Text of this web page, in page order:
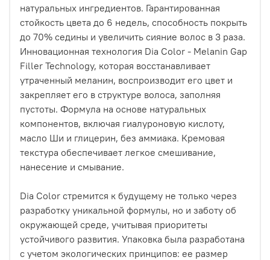
натуральных ингредиентов. Гарантированная
стойкость цвета до 6 недель, способность покрыть
до 70% седины и увеличить сияние волос в 3 раза.
Инновационная технология Dia Color - Melanin Gap
Filler Technology, которая восстанавливает
утраченный меланин, воспроизводит его цвет и
закрепляет его в структуре волоса, заполняя
пустоты. Формула на основе натуральных
компонентов, включая гиалуроновую кислоту,
масло Ши и глицерин, без аммиака. Кремовая
текстура обеспечивает легкое смешивание,
нанесение и смывание.
Dia Color стремится к будущему не только через
разработку уникальной формулы, но и заботу об
окружающей среде, учитывая приоритеты
устойчивого развития. Упаковка была разработана
с учетом экологических принципов: ее размер